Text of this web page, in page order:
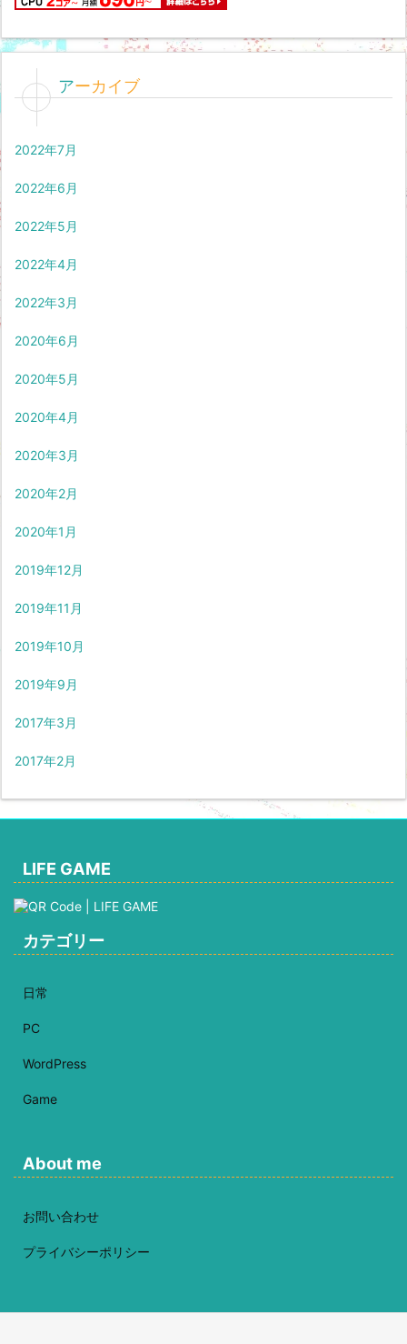
アーカイブ
2022年7月
2022年6月
2022年5月
2022年4月
2022年3月
2020年6月
2020年5月
2020年4月
2020年3月
2020年2月
2020年1月
2019年12月
2019年11月
2019年10月
2019年9月
2017年3月
2017年2月
LIFE GAME
カテゴリー
日常
PC
WordPress
Game
About me
お問い合わせ
プライバシーポリシー